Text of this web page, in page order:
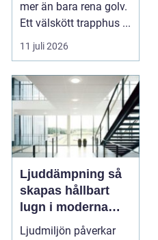
mer än bara rena golv.
Ett välskött trapphus ...
11 juli 2026
Ljuddämpning så
skapas hållbart
lugn i moderna
lokaler
Ljudmiljön påverkar